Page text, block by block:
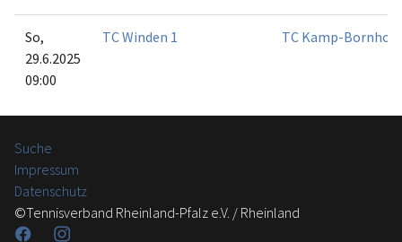
So,
29.6.2025
09:00
TC Winden 1 TC Kamp-
Suche
Impressum
Datenschutz
©Tennisverband Rheinland-Pfalz e.V. / Rheinland